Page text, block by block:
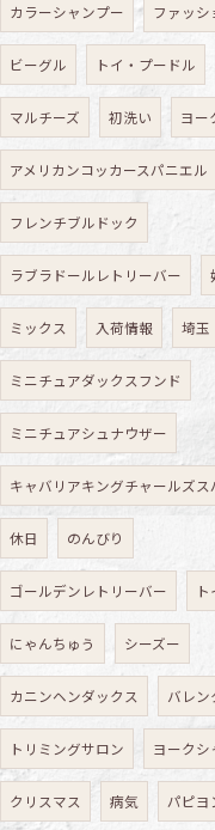
カラーシャンプー ファッシ
ビーグル トイ・プードル
マルチーズ 初洗い ヨー
アメリカンコッカースパニエル
フレンチブルドック
ラブラドールレトリーバー
ミックス 入荷情報 埼玉
ミニチュアダックスフンド
ミニチュアシュナウザー
キャバリアキングチャールズス
休日 のんびり
ゴールデンレトリーバー
にゃんちゅう シーズー
カニンヘンダックス バレン
トリミングサロン ヨークシ
クリスマス 病気 パピヨ